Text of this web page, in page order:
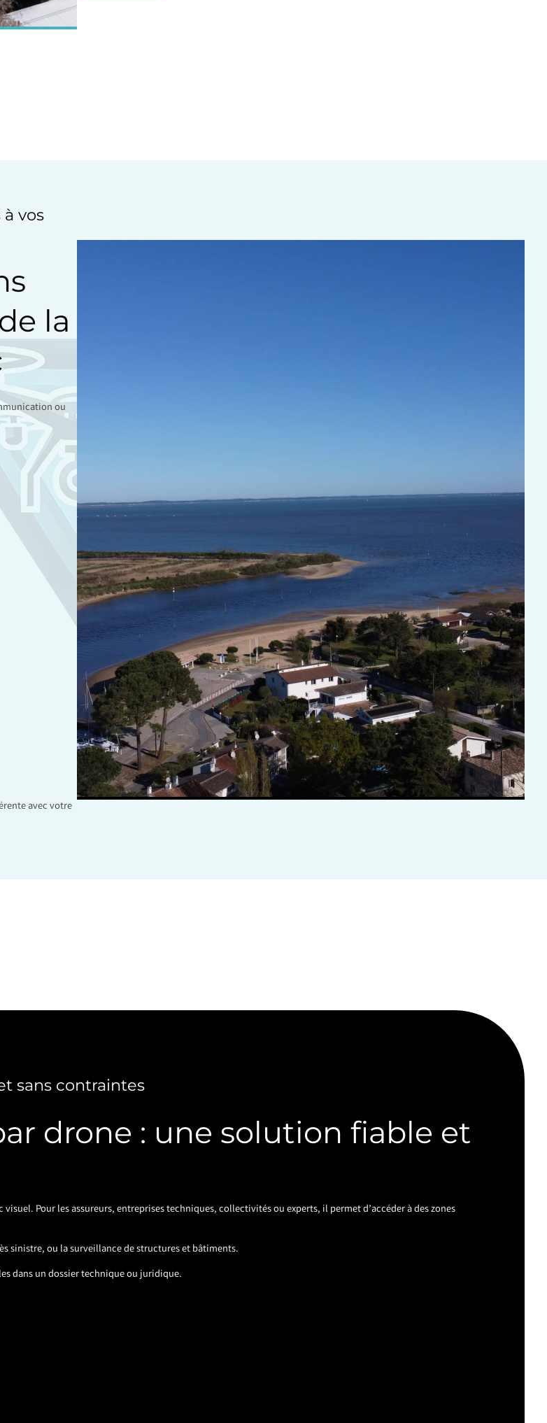
vos
la
ou
avec votre
sans contraintes
drone : une solution fiable et
Pour les assureurs, entreprises techniques, collectivités ou experts, il permet d’accéder à des zones
sinistre, ou la surveillance de structures et bâtiments.
dans un dossier technique ou juridique.